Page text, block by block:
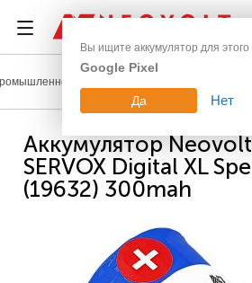
оборудование
Аккумулятор
SERVOX Digital XL
(19632) 300mah
Вы ищите аккумулятор для этого
Google Pixel
Да Нет